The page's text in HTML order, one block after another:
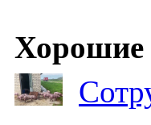
Хорошие